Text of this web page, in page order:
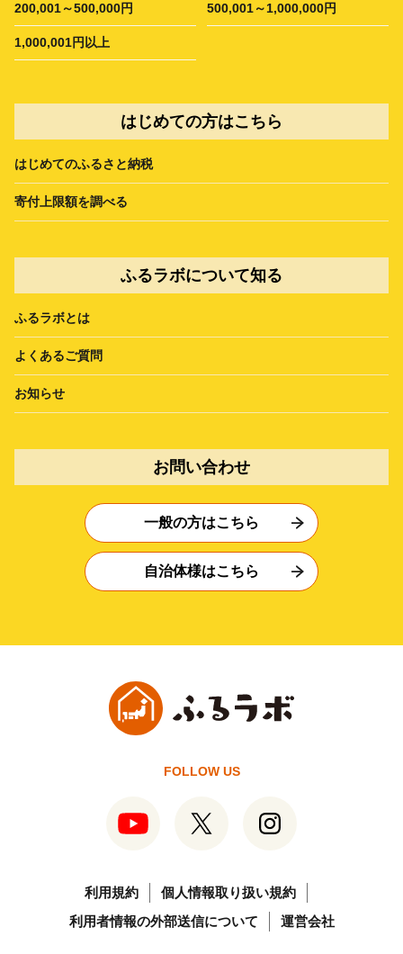
200,001～500,000円 500,001～1,000,000円
1,000,001円以上
はじめての方はこちら
はじめてのふるさと納税
寄付上限額を調べる
ふるラボについて知る
ふるラボとは
よくあるご質問
お知らせ
お問い合わせ
一般の方はこちら
自治体様はこちら
FOLLOW US
利用規約
個人情報取り扱い規約
利用者情報の外部送信について
運営会社